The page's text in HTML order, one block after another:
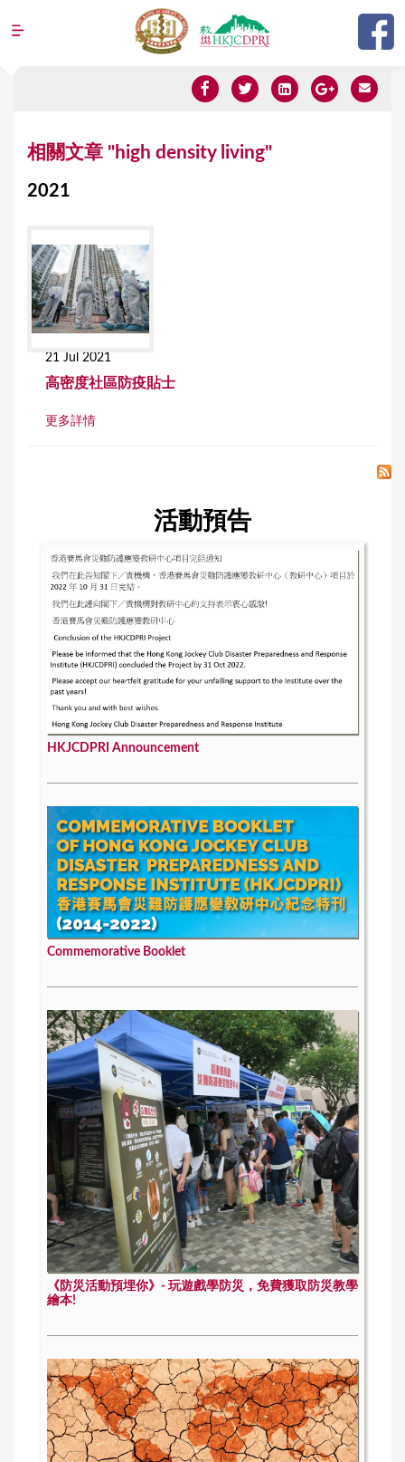
Jump to navigation
相關文章 "high density living"
2021
21 Jul 2021
高密度社區防疫貼士
更多詳情
活動預告
HKJCDPRI Announcement
Commemorative Booklet
《防災活動預埋你》- 玩遊戲學防災，免費獲取防災教學
繪本!